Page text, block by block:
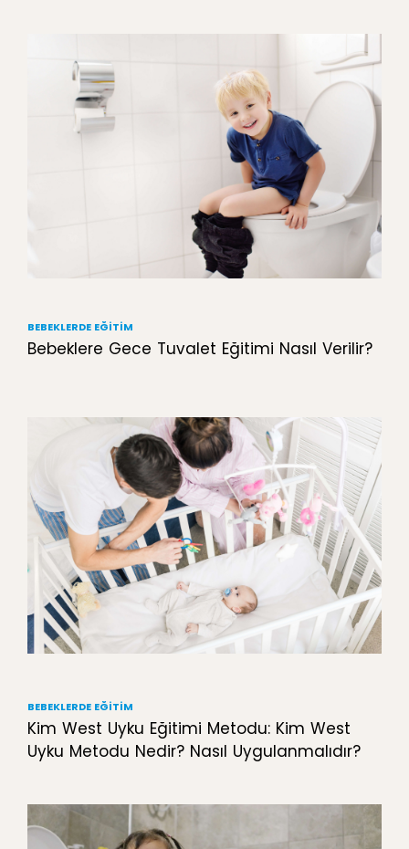
BEBEKLERDE EĞITIM
Bebeklere Gece Tuvalet Eğitimi Nasıl Verilir?
BEBEKLERDE EĞITIM
Kim West Uyku Eğitimi Metodu: Kim West
Uyku Metodu Nedir? Nasıl Uygulanmalıdır?